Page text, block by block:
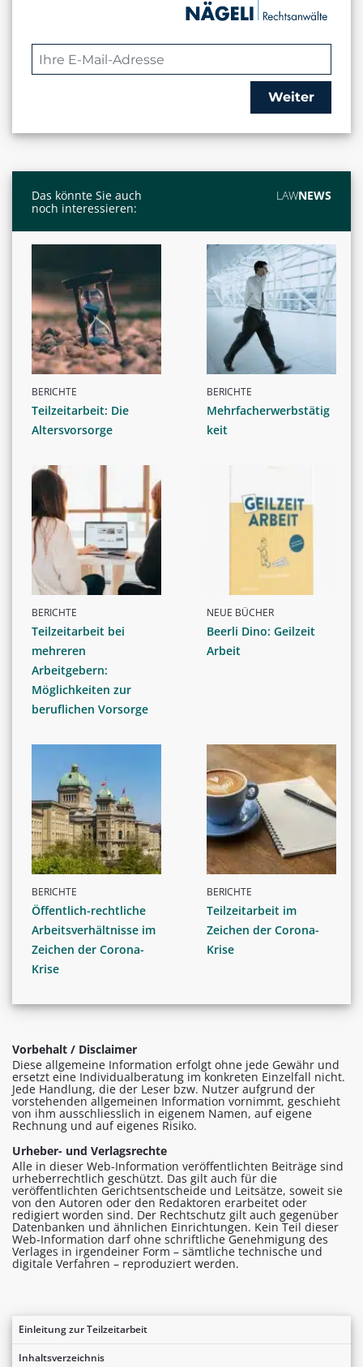
Einleitung zur Teilzeitarbeit
Inhaltsverzeichnis
Weiter
Das könnte Sie auch
noch interessieren:
LAWNEWS
BERICHTE
Teilzeitarbeit: Die
Altersvorsorge
BERICHTE
Mehrfacherwerbstätig
keit
BERICHTE
Teilzeitarbeit bei
mehreren
Arbeitgebern:
Möglichkeiten zur
beruflichen Vorsorge
NEUE BÜCHER
Beerli Dino: Geilzeit
Arbeit
BERICHTE
Öffentlich-rechtliche
Arbeitsverhältnisse im
Zeichen der Corona-
Krise
BERICHTE
Teilzeitarbeit im
Zeichen der Corona-
Krise
Vorbehalt / Disclaimer
Diese allgemeine Information erfolgt ohne jede Gewähr und
ersetzt eine Individualberatung im konkreten Einzelfall nicht.
Jede Handlung, die der Leser bzw. Nutzer aufgrund der
vorstehenden allgemeinen Information vornimmt, geschieht
von ihm ausschliesslich in eigenem Namen, auf eigene
Rechnung und auf eigenes Risiko.
Urheber- und Verlagsrechte
Alle in dieser Web-Information veröffentlichten Beiträge sind
urheberrechtlich geschützt. Das gilt auch für die
veröffentlichten Gerichtsentscheide und Leitsätze, soweit sie
von den Autoren oder den Redaktoren erarbeitet oder
redigiert worden sind. Der Rechtschutz gilt auch gegenüber
Datenbanken und ähnlichen Einrichtungen. Kein Teil dieser
Web-Information darf ohne schriftliche Genehmigung des
Verlages in irgendeiner Form – sämtliche technische und
digitale Verfahren – reproduziert werden.